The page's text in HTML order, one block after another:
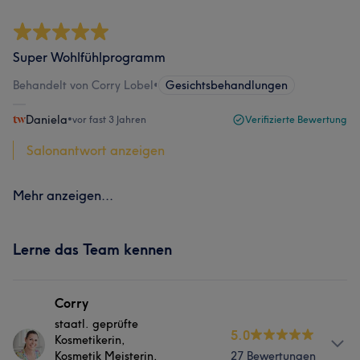
Super Wohlfühlprogramm
Behandelt von Corry Lobel• Gesichtsbehandlungen
Daniela•vor fast 3 Jahren Verifizierte Bewertung
Salonantwort anzeigen
Mehr anzeigen...
Lerne das Team kennen
Corry
staatl. geprüfte
Kosmetikerin,
Kosmetik Meisterin,
5.0
27 Bewertungen